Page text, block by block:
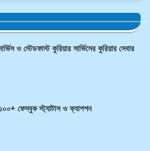
ও স্টেডফাস্ট কুরিয়ার সার্ভিসের কুরিয়ার সেবার
ফেসবুক স্ট্যাটাস ও ক্যাপশন